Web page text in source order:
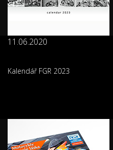
11.06.2020
Kalendář FGR 2023